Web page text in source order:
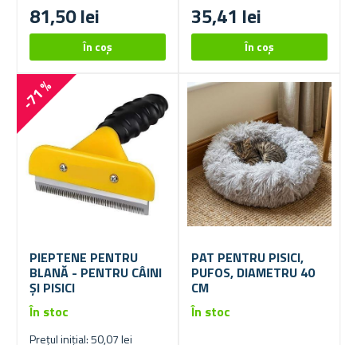
81,50 lei 35,41 lei
-71 %
PIEPTENE PENTRU
BLANĂ - PENTRU CÂINI
ȘI PISICI
Prețul inițial: 50,07 lei
În stoc
PAT PENTRU PISICI,
PUFOS, DIAMETRU 40
CM
În stoc